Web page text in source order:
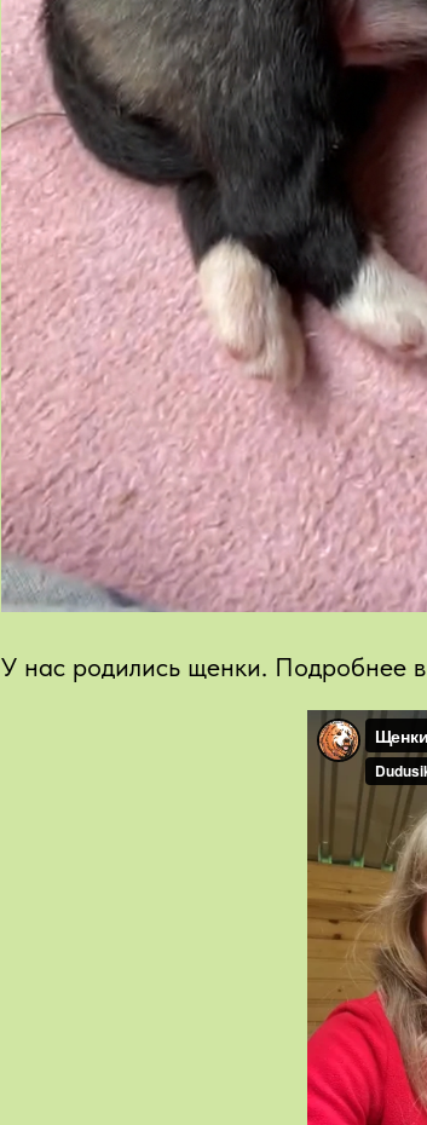
У нас родились щенки. Подробнее